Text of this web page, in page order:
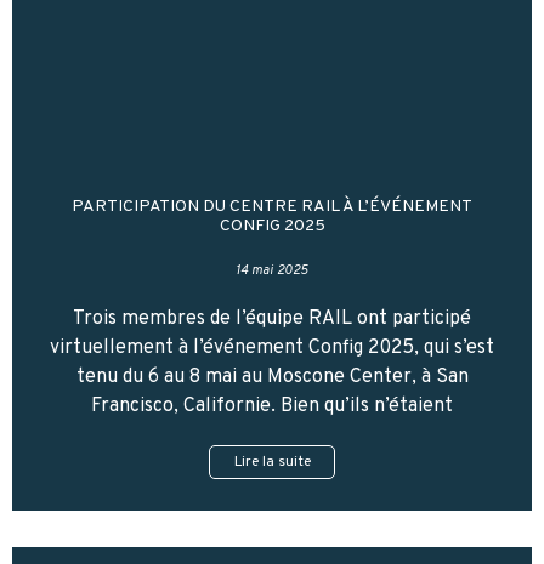
PARTICIPATION DU CENTRE RAIL À L’ÉVÉNEMENT
CONFIG 2025
14 mai 2025
Trois membres de l’équipe RAIL ont participé
virtuellement à l’événement Config 2025, qui s’est
tenu du 6 au 8 mai au Moscone Center, à San
Francisco, Californie. Bien qu’ils n’étaient
Lire la suite